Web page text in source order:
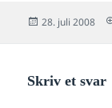
Udgivet
28. juli 2008
Skriv et svar